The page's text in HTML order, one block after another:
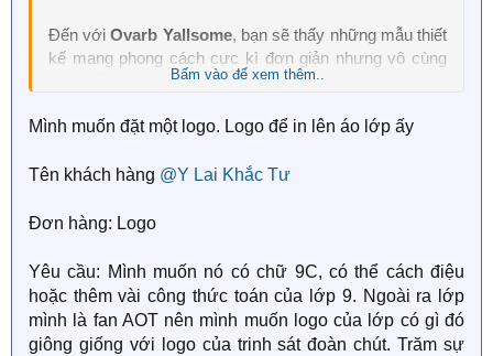
Đến vớiOvarb Yallsome, bạn sẽ thấy những mẫu thiết
kế mang phong cách cực kì đơn giản nhưng vô cùng
Chúng mình, @iwkysvà@Clionadh , sẽ nhận yêu cầu
quên điều đó trong đơn hàng.
Vì vậy, hãy nhớ điền đầy đủ thông tin vào mẫu bên
dưới nhé!
Tác giả:
Bấm vào để xem thêm..
Mình muốn đặt một logo. Logo để in lên áo lớp ấy
Tên khách hàng @Y Lai Khắc Tư
Đơn hàng: Logo
Yêu cầu: Mình muốn nó có chữ 9C, có thể cách điệu
hoặc thêm vài công thức toán của lớp 9. Ngoài ra lớp
mình là fan AOT nên mình muốn logo của lớp có gì đó
giông giống với logo của trinh sát đoàn chút. Trăm sự